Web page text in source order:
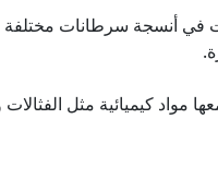
أنسجة سرطانات مختلفة
كيميائية مثل الفثالات